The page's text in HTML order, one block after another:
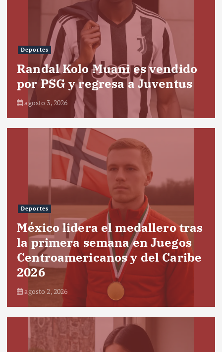
Deportes
Randal Kolo Muani es vendido
por PSG y regresa a Juventus
agosto 3, 2026
Deportes
México lidera el medallero tras
la primera semana en Juegos
Centroamericanos y del Caribe
2026
agosto 2, 2026